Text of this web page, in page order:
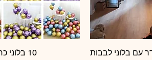
מהירה
עם בלוני לבבות
תצוגה מהירה
10 בלוני כרום לרצפה